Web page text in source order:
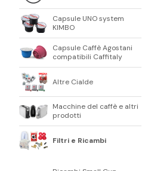
Capsule UNO system
KIMBO
Capsule Caffè Agostani
compatibili Caffitaly
Altre Cialde
Macchine del caffè e altri
prodotti
Filtri e Ricambi